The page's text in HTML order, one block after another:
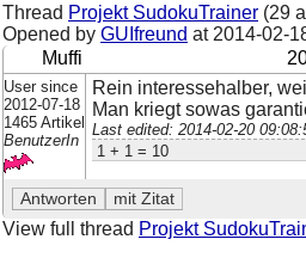
Thread Projekt SudokuTrainer (29
Opened by GUIfreund at 2014-02-
Muffi
User since
2012-07-18
1465 Artikel
BenutzerIn
Rein interessehalber,
Man kriegt sowas
Last edited: 2014-02-20
1 + 1 = 10
View full thread Projekt